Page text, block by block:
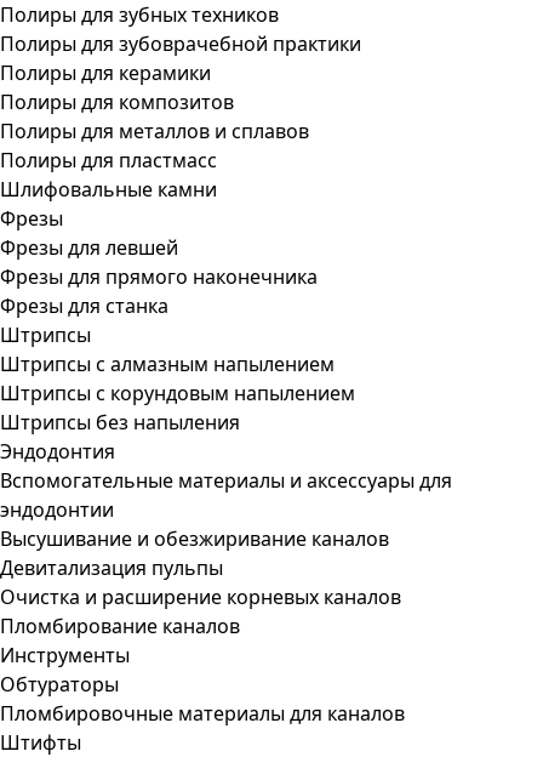
Полиры для зубных техников
Полиры для зубоврачебной практики
Полиры для керамики
Полиры для композитов
Полиры для металлов и сплавов
Полиры для пластмасс
Шлифовальные камни
Фрезы
Фрезы для левшей
Фрезы для прямого наконечника
Фрезы для станка
Штрипсы
Штрипсы c алмазным напылением
Штрипсы c корундовым напылением
Штрипсы без напыления
Эндодонтия
Вспомогательные материалы и аксессуары для
эндодонтии
Высушивание и обезжиривание каналов
Девитализация пульпы
Очистка и расширение корневых каналов
Пломбирование каналов
Инструменты
Обтураторы
Пломбировочные материалы для каналов
Штифты